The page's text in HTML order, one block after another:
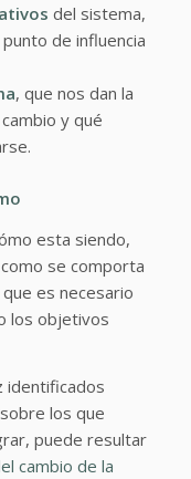
del sistema,
de influencia
, que nos dan la
y qué
esta siendo,
se comporta
es necesario
los objetivos
identificados
los que
puede resultar
cambio de la